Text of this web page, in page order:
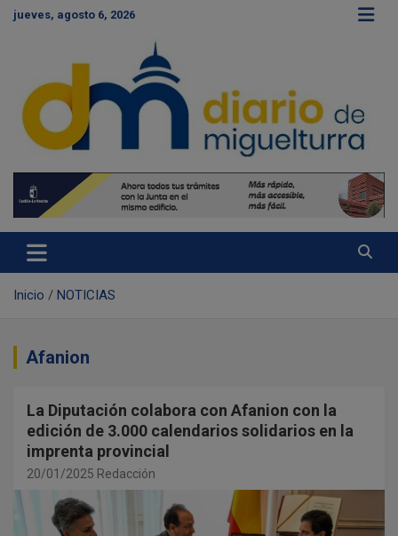
e
i
jueves, agosto 6, 2026
Diario de Miguelturra
Inicio NOTICIAS
Afanion
La Diputación colabora con Afanion con la
edición de 3.000 calendarios solidarios en la
imprenta provincial
20/01/2025 Redacción